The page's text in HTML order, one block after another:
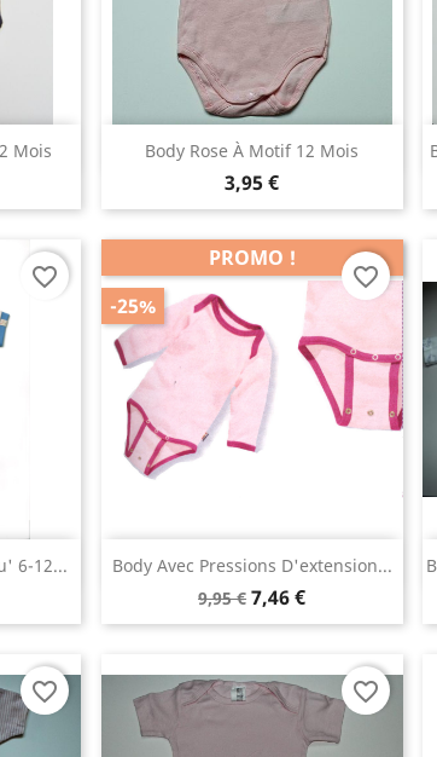
Mois Body Rose À Motif 12 Mois
3,95 €
Aperçu rapide
6-12...
favorite_border
Body Avec Pressions D'extension...
9,95 € 7,46 €
PROMO !
-25%
 Aperçu rapide
favorite_border
favorite_border favorite_border